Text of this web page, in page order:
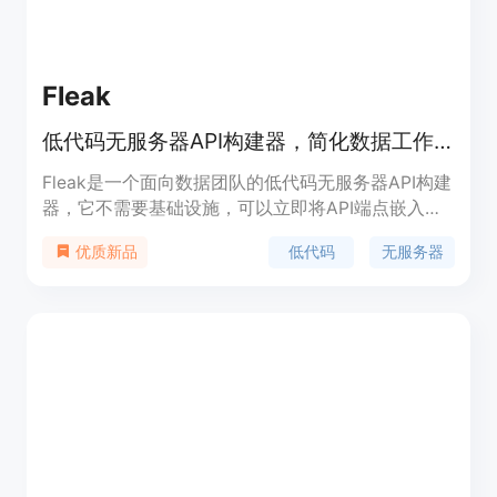
Fleak
低代码无服务器API构建器，简化数据工作流集成。
Fleak是一个面向数据团队的低代码无服务器API构建
器，它不需要基础设施，可以立即将API端点嵌入到
的集成，创建统一的API，实现无缝扩展，帮助简化
优质新品 低代码 无服务器